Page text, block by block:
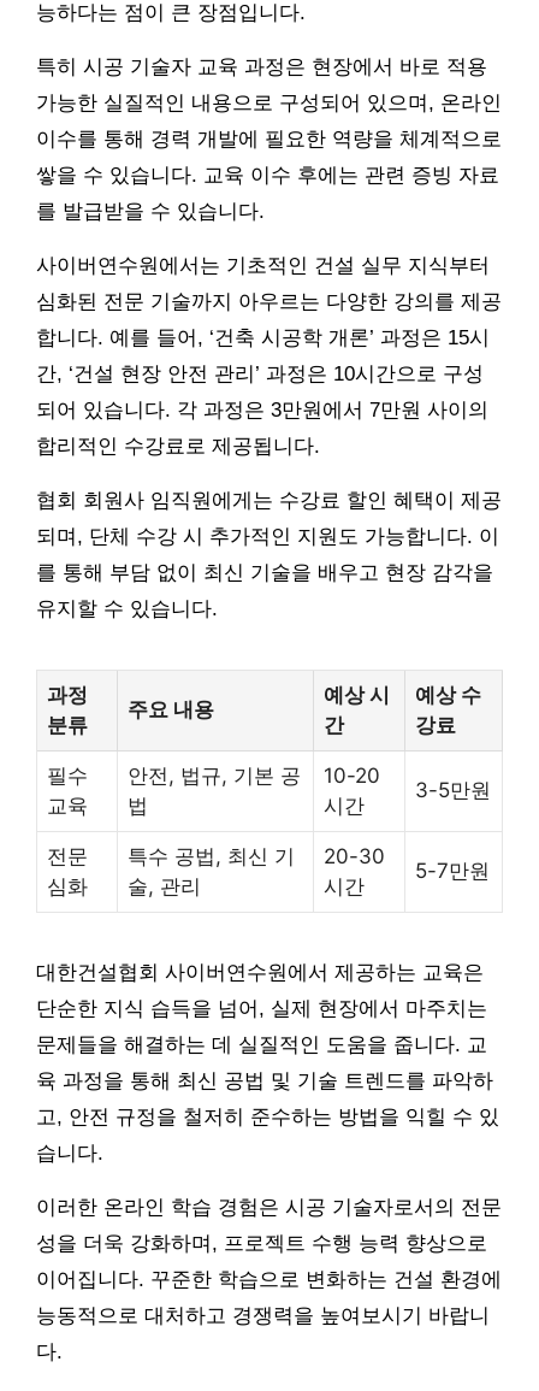
능하다는 점이 큰 장점입니다.
특히 시공 기술자 교육 과정은 현장에서 바로 적용
가능한 실질적인 내용으로 구성되어 있으며, 온라인
이수를 통해 경력 개발에 필요한 역량을 체계적으로
쌓을 수 있습니다. 교육 이수 후에는 관련 증빙 자료
를 발급받을 수 있습니다.
사이버연수원에서는 기초적인 건설 실무 지식부터
심화된 전문 기술까지 아우르는 다양한 강의를 제공
합니다. 예를 들어, ‘건축 시공학 개론’ 과정은 15시
간, ‘건설 현장 안전 관리’ 과정은 10시간으로 구성
되어 있습니다. 각 과정은 3만원에서 7만원 사이의
합리적인 수강료로 제공됩니다.
협회 회원사 임직원에게는 수강료 할인 혜택이 제공
되며, 단체 수강 시 추가적인 지원도 가능합니다. 이
를 통해 부담 없이 최신 기술을 배우고 현장 감각을
유지할 수 있습니다.
과정
분류
주요 내용
예상 시
간
예상 수
강료
필수
교육
안전, 법규, 기본 공
법
10-20
시간
3-5만원
전문
심화
특수 공법, 최신 기
술, 관리
20-30
시간
5-7만원
대한건설협회 사이버연수원에서 제공하는 교육은
단순한 지식 습득을 넘어, 실제 현장에서 마주치는
문제들을 해결하는 데 실질적인 도움을 줍니다. 교
육 과정을 통해 최신 공법 및 기술 트렌드를 파악하
고, 안전 규정을 철저히 준수하는 방법을 익힐 수 있
습니다.
이러한 온라인 학습 경험은 시공 기술자로서의 전문
성을 더욱 강화하며, 프로젝트 수행 능력 향상으로
이어집니다. 꾸준한 학습으로 변화하는 건설 환경에
능동적으로 대처하고 경쟁력을 높여보시기 바랍니
다.